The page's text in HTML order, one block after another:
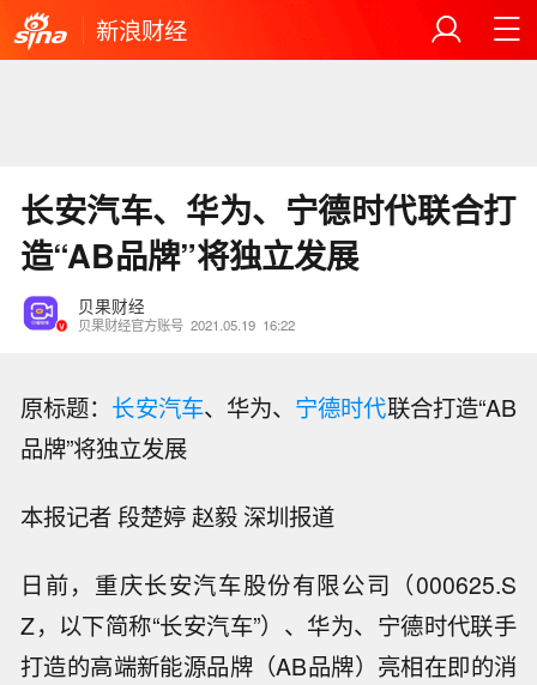
新浪财经
长安汽车、华为、宁德时代联合打
造“AB品牌”将独立发展
贝果财经
贝果财经官方账号 2021.05.19 16:22
原标题： 长安汽车、华为、 宁德时代联合打造“AB
品牌”将独立发展
本报记者 段楚婷 赵毅 深圳报道
日前，重庆长安汽车股份有限公司（000625.S
Z，以下简称“长安汽车”）、华为、宁德时代联手
打造的高端新能源品牌（AB品牌）亮相在即的消